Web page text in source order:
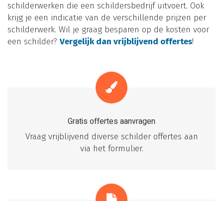
schilderwerken die een schildersbedrijf uitvoert. Ook
krijg je een indicatie van de verschillende prijzen per
schilderwerk. Wil je graag besparen op de kosten voor
een schilder? Vergelijk dan vrijblijvend offertes!
Gratis offertes aanvragen
Vraag vrijblijvend diverse schilder offertes aan
via het formulier.